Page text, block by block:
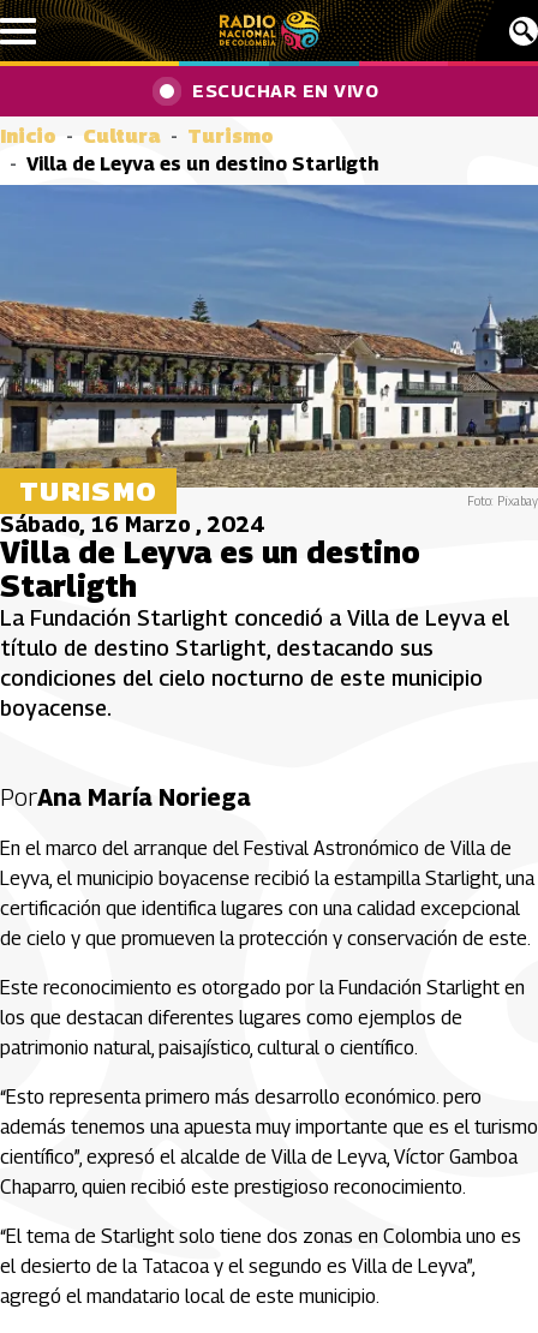
Pasar al contenido principal
ESCUCHAR EN VIVO
Inicio Cultura
Turismo
Villa de Leyva es un destino Starligth
TURISMO Foto: Pixabay
Sábado, 16 Marzo , 2024
Villa de Leyva es un destino
Starligth
La Fundación Starlight concedió a Villa de Leyva el
título de destino Starlight, destacando sus
condiciones del cielo nocturno de este municipio
boyacense.
PorAna María Noriega
En el marco del arranque del Festival Astronómico de Villa de
Leyva, el municipio boyacense recibió la estampilla Starlight, una
certificación que identifica lugares con una calidad excepcional
de cielo y que promueven la protección y conservación de este.
Este reconocimiento es otorgado por la Fundación Starlight en
los que destacan diferentes lugares como ejemplos de
patrimonio natural, paisajístico, cultural o científico.
“Esto representa primero más desarrollo económico. pero
además tenemos una apuesta muy importante que es el turismo
científico”, expresó el alcalde de Villa de Leyva, Víctor Gamboa
Chaparro, quien recibió este prestigioso reconocimiento.
“El tema de Starlight solo tiene dos zonas en Colombia uno es
el desierto de la Tatacoa y el segundo es Villa de Leyva”,
agregó el mandatario local de este municipio.